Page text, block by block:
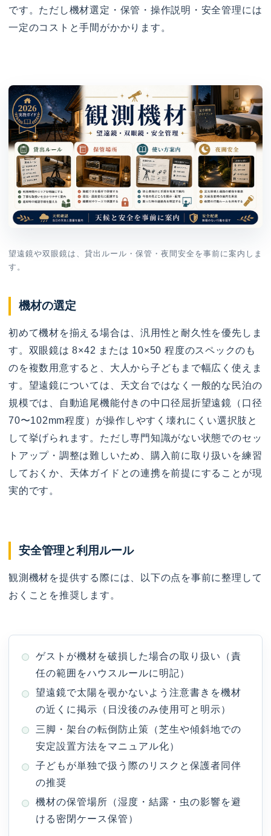
です。ただし機材選定・保管・操作説明・安全管理には
一定のコストと手間がかかります。
望遠鏡や双眼鏡は、貸出ルール・保管・夜間安全を事前に案内しま
す。
機材の選定
初めて機材を揃える場合は、汎用性と耐久性を優先しま
す。双眼鏡は 8×42 または 10×50 程度のスペックのも
のを複数用意すると、大人から子どもまで幅広く使えま
す。望遠鏡については、天文台ではなく一般的な民泊の
規模では、自動追尾機能付きの中口径屈折望遠鏡（口径
70〜102mm程度）が操作しやすく壊れにくい選択肢と
して挙げられます。ただし専門知識がない状態でのセッ
トアップ・調整は難しいため、購入前に取り扱いを練習
しておくか、天体ガイドとの連携を前提にすることが現
実的です。
安全管理と利用ルール
観測機材を提供する際には、以下の点を事前に整理して
おくことを推奨します。
ゲストが機材を破損した場合の取り扱い（責
任の範囲をハウスルールに明記）
望遠鏡で太陽を覗かないよう注意書きを機材
の近くに掲示（日没後のみ使用可と明示）
三脚・架台の転倒防止策（芝生や傾斜地での
安定設置方法をマニュアル化）
子どもが単独で扱う際のリスクと保護者同伴
の推奨
機材の保管場所（湿度・結露・虫の影響を避
ける密閉ケース保管）